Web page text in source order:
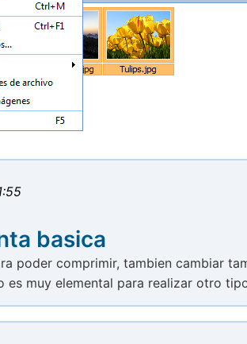
basica
poder comprimir, tambien cambiar
es muy elemental para realizar otro